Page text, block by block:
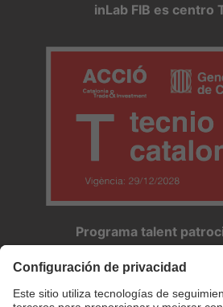
inLab FIB es centro
Programa talent